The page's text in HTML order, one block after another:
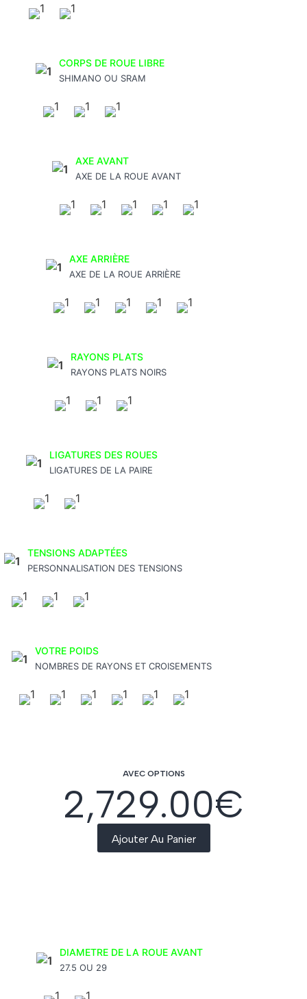
CORPS DE ROUE LIBRE
SHIMANO OU SRAM
AXE AVANT
AXE DE LA ROUE AVANT
AXE ARRIÈRE
AXE DE LA ROUE ARRIÈRE
RAYONS PLATS
RAYONS PLATS NOIRS
LIGATURES DES ROUES
LIGATURES DE LA PAIRE
TENSIONS ADAPTÉES
PERSONNALISATION DES TENSIONS
VOTRE POIDS
NOMBRES DE RAYONS ET CROISEMENTS
AVEC OPTIONS
2,729.00€
Ajouter Au Panier
DIAMETRE DE LA ROUE AVANT
27.5 OU 29